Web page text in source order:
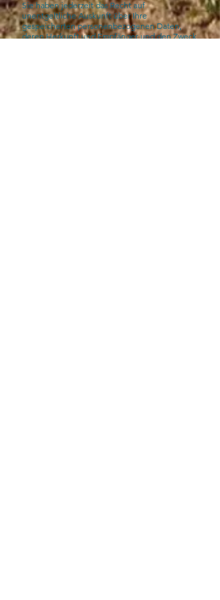
Sie haben jederzeit das Recht auf
unentgeltliche Auskunft über Ihre
gespeicherten personenbezogenen Daten,
deren Herkunft und Empfänger und den Zweck